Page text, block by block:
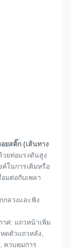
ยสติ๊ก (เส้นทาง
วยท่อแรงดันสูง
ค์ในการเติมหรือ
มต่อกับเพลา
กลวงและฟัง
ศ: แถวหน้าเพิ่ม
ดตัวแถวหลัง,
ควบคุมการ